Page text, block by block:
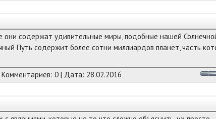
они содержат удивительные миры, подобные нашей
Путь содержит более сотни миллиардов планет, часть
0 | Дата: 28.02.2016